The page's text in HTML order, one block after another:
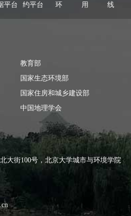
平台
约平台
环
用
线
教育部
国家生态环境部
国家住房和城乡建设部
中国地理学会
大街100号，北京大学城市与环境学院